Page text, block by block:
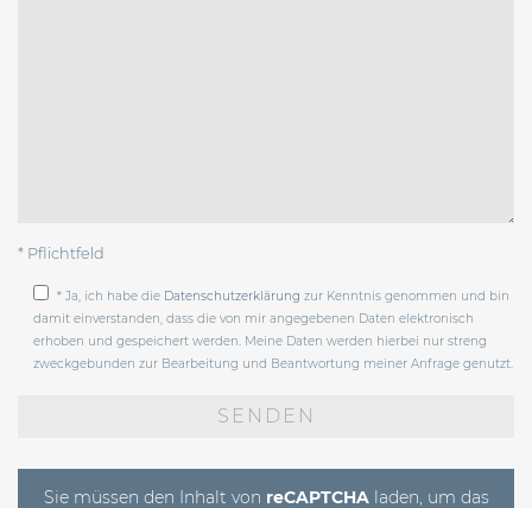
* Pflichtfeld
* Ja, ich habe die Datenschutzerklärung zur Kenntnis genommen und bin
damit einverstanden, dass die von mir angegebenen Daten elektronisch
erhoben und gespeichert werden. Meine Daten werden hierbei nur streng
zweckgebunden zur Bearbeitung und Beantwortung meiner Anfrage genutzt.
Sie müssen den Inhalt von reCAPTCHAladen, um das